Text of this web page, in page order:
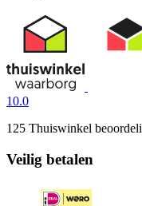
10.0
125 Thuiswinkel
Veilig betalen